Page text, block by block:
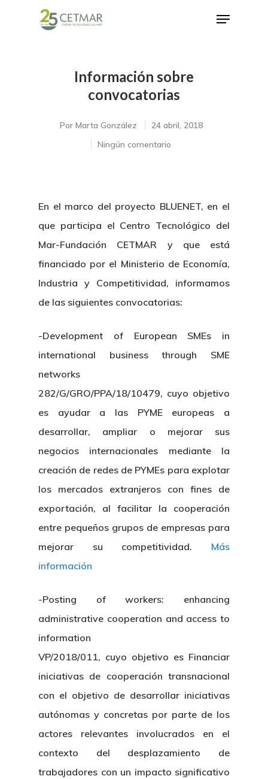
Hit enter to search or ESC to close
Información sobre
convocatorias
Por Marta González
24 abril, 2018
Ningún comentario
En el marco del proyecto BLUENET, en el
que participa el Centro Tecnológico del
Mar-Fundación CETMAR y que está
financiado por el Ministerio de Economía,
Industria y Competitividad, informamos
de las siguientes convocatorias:
-Development of European SMEs in
international business through SME
networks
282/G/GRO/PPA/18/10479, cuyo objetivo
es ayudar a las PYME europeas a
desarrollar, ampliar o mejorar sus
negocios internacionales mediante la
creación de redes de PYMEs para explotar
los mercados extranjeros con fines de
exportación, al facilitar la cooperación
entre pequeños grupos de empresas para
mejorar su competitividad. Más
información
-Posting of workers: enhancing
administrative cooperation and access to
information
VP/2018/011, cuyo objetivo es Financiar
iniciativas de cooperación transnacional
con el objetivo de desarrollar iniciativas
autónomas y concretas por parte de los
actores relevantes involucrados en el
contexto del desplazamiento de
trabajadores con un impacto significativo